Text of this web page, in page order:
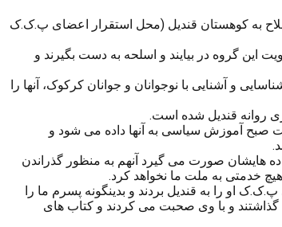
به کوهستان قندیل (محل استقرار اعضای پ.ک.ک
گروه در بیایند و اسلحه به دست بگیرند و
و آشنایی با نوجوانان و جوانان کرکوک، آنها را
واردها می شوند و این دوره هم ۴ الی ۵ ماه ادامه دارد و روزانه در شیفت صبح آموزش سیاسی به آنها داده می شود و
هایشان صورت می گیرد آنهم به منظور گذراندن
خدمتی به ملت ما نخواهد کرد.
او را به قندیل بردند و بدینگونه پسرم ما را
و با وی صحبت می کردند و کتاب های